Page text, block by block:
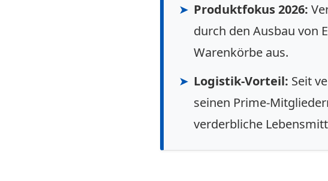
➤ Produktfokus 2026:
durch den Ausbau von
Warenkörbe aus.
➤ Logistik-Vorteil: Seit
seinen Prime-
verderbliche